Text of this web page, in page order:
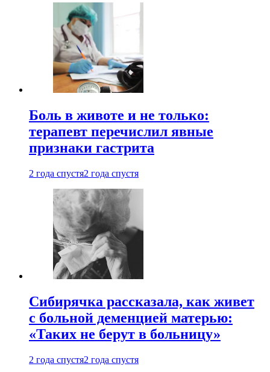
Боль в животе и не только:
терапевт перечислил явные
признаки гастрита
2 года спустя2 года спустя
Сибирячка рассказала, как живет
с больной деменцией матерью:
«Таких не берут в больницу»
2 года спустя2 года спустя